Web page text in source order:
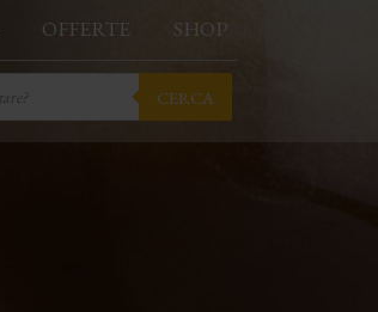
OFFERTE SHOP
CERCA